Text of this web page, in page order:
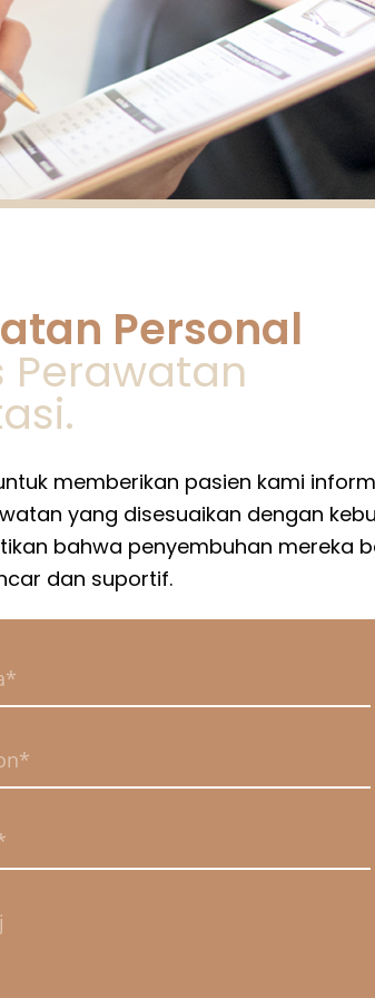
6475 5512
Personal
Perawatan
memberikan pasien kami
yang disesuaikan dengan
bahwa penyembuhan mereka
dan suportif.